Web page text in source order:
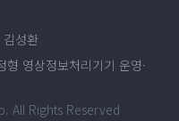
성환
형 영상정보처리기기 운영·
All Rights Reserved